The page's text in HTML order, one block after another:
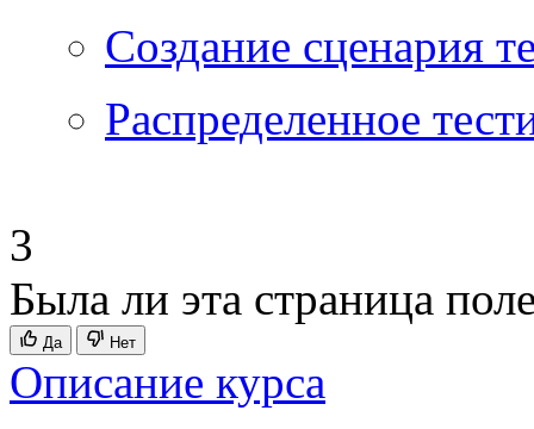
Создание сценария
Распределенное
3
Была ли эта страница
Да Нет
Описание курса